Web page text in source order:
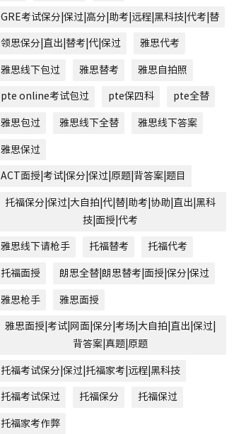
GRE考试保分|保过|高分|助考|远程|黑科技|代考|替
领思保分|直出|替考|代|保过 雅思代考
雅思线下包过 雅思替考 雅思自拍照
pte online考试包过 pte保四科 pte全替
雅思包过 雅思线下全替 雅思线下答案
雅思保过
ACT面授|考试|保分|保过|原题|背答案|题目
托福保分|保过|大自拍|代|替|助考|协助|直出|黑科
技|面授|代考
雅思线下请枪手 托福替考 托福代考
托福面授 朗思全替|朗思替考|面授|保分|保过
雅思枪手 雅思面授
雅思面授|考试|网面|保分|考场|大自拍|直出|保过|
背答案|真题|原题
托福考试保分|保过|托福家考|远程|黑科技
托福考试保过 托福保分 托福保过
托福家考作弊